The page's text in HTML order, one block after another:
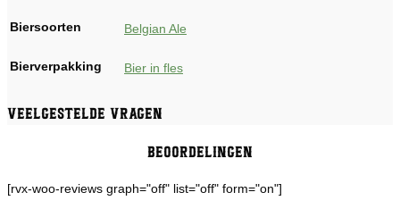
Biersoorten Belgian Ale
Bierverpakking Bier in fles
Veelgestelde vragen
Beoordelingen
[rvx-woo-reviews graph="off" list="off" form="on"]